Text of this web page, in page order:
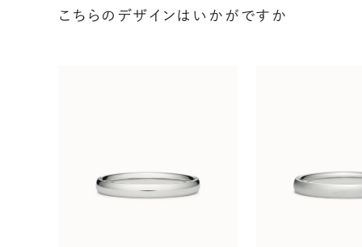
こちらのデザインはいかがですか